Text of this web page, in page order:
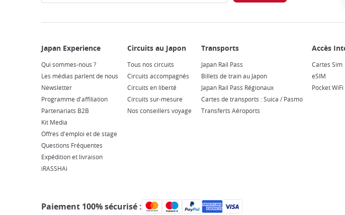
Qui sommes-nous ?
Les médias parlent de nous
Newsletter
Programme d'affiliation
Partenariats B2B
Kit Media
Offres d'emploi et de stage
Questions Fréquentes
Expédition et livraison
iRASSHAi
Tous nos circuits
Circuits accompagnés
Circuits en liberté
Circuits sur-mesure
Nos conseillers voyage
Japan Rail Pass
Billets de train au Japon
Japan Rail Pass Régionaux
Cartes de transports : Suica / Pasmo
Transferts Aéroports
Cartes Sim
eSIM
Pocket WiFi
Paiement 100% sécurisé :